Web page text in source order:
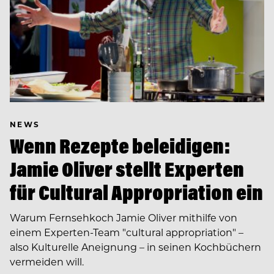
NEWS
Wenn Rezepte beleidigen:
Jamie Oliver stellt Experten
für Cultural Appropriation ein
Warum Fernsehkoch Jamie Oliver mithilfe von
einem Experten-Team "cultural appropriation" –
also Kulturelle Aneignung – in seinen Kochbüchern
vermeiden will.